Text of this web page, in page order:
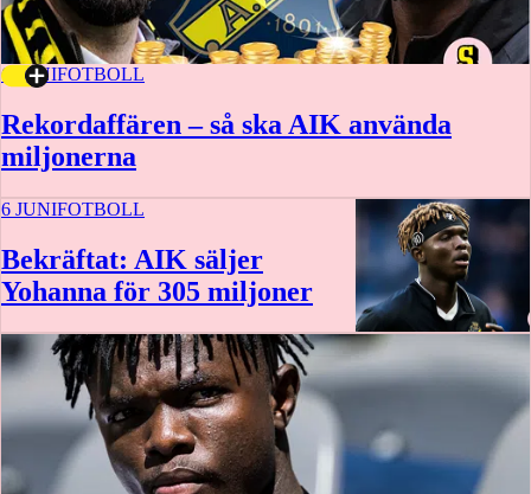
6 JUNIFOTBOLL
Rekordaffären – så ska AIK använda
miljonerna
6 JUNIFOTBOLL
Bekräftat: AIK säljer
Yohanna för 305 miljoner